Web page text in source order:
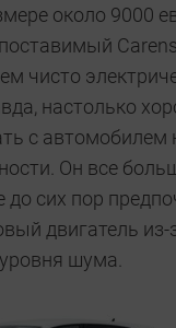
около 9000
чисто
настолько
с автомобилем
Он все
сих пор
двигатель из-
шума.